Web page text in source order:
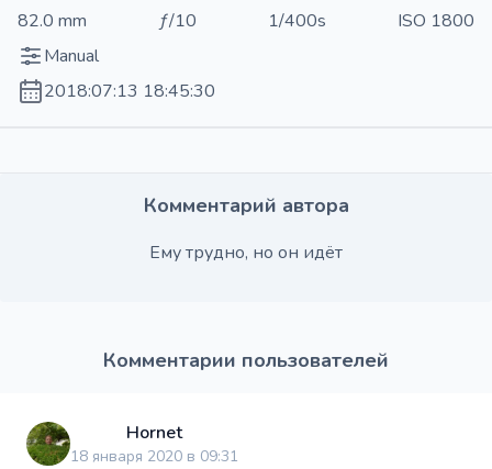
82.0 mm
ƒ/10 1/400s
ISO 1800
Manual
2018:07:13 18:45:30
Комментарий автора
Ему трудно, но он идёт
Комментарии пользователей
Hornet
18 января 2020 в 09:31